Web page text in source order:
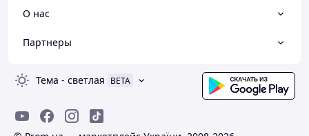
О нас
Партнеры
Тема - светлая BETA